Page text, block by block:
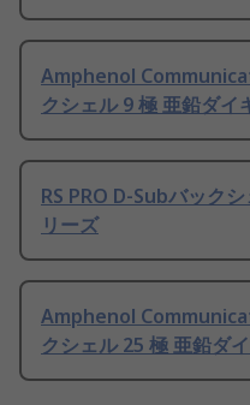
Amphenol
クシェル 9 極 亜鉛ダ
RS PRO D-Subバック
リーズ
Amphenol
クシェル 25 極 亜鉛ダ